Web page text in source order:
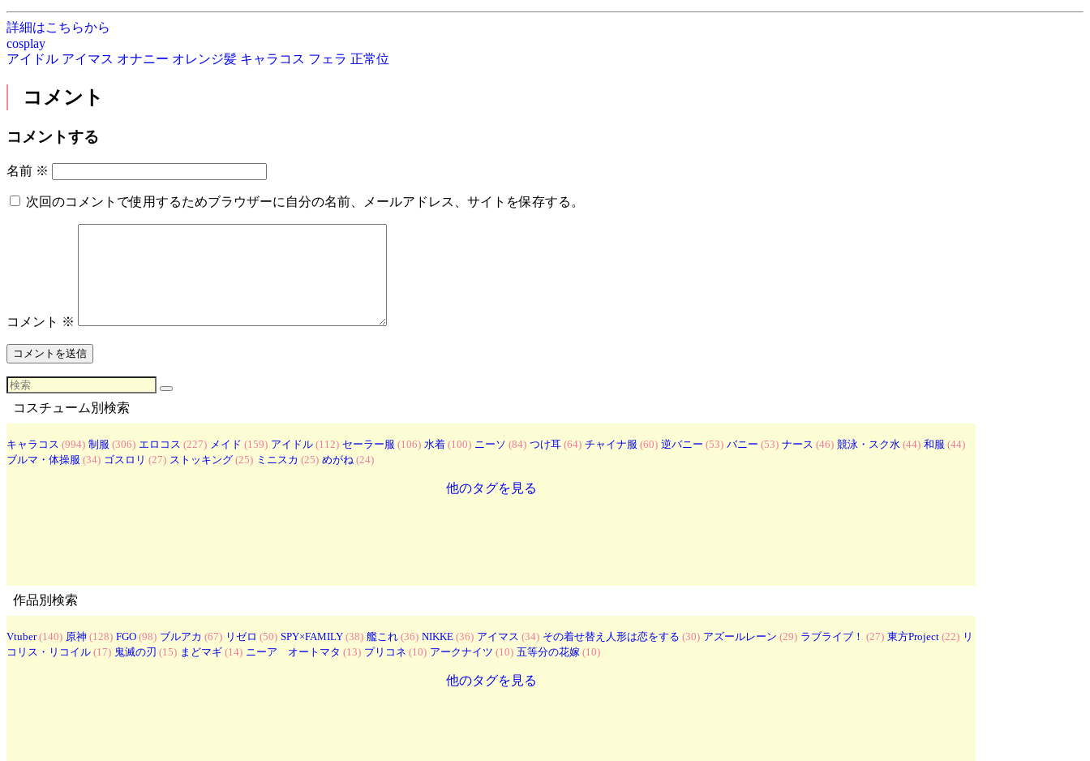
詳細はこちらから
cosplay
アイドル アイマス オナニー オレンジ髪 キャラコス フェラ 正常位
コメント
コメントする
名前 ※
次回のコメントで使用するためブラウザーに自分の名前、メールアドレス、サイトを保存する。
コメント ※
コスチューム別検索
キャラコス (994) 制服 (306) エロコス (227) メイド (159) アイドル (112) セーラー服 (106) 水着 (100) ニーソ (84) つけ耳 (64) チャイナ服 (60) 逆バニー (53) バニー (53) ナース (46) 競泳・スク水 (44) 和服 (44)
ブルマ・体操服 (34) ゴスロリ (27) ストッキング (25) ミニスカ (25) めがね (24)
他のタグを見る
作品別検索
Vtuber(140) 原神 (128) FGO (98) ブルアカ (67) リゼロ (50) SPY×FAMILY (38) 艦これ (36) NIKKE (36) アイマス (34) その着せ替え人形は恋をする (30) アズールレーン (29) ラブライブ！ (27) 東方Project (22) リ
コリス・リコイル (17) 鬼滅の刃 (15) まどマギ (14) ニーア オートマタ (13) プリコネ (10) アークナイツ (10) 五等分の花嫁 (10)
他のタグを見る